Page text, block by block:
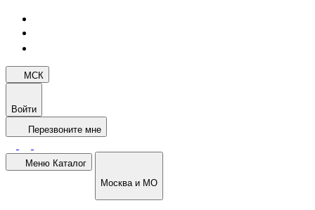
МСК
Войти
Перезвоните мне
Меню Каталог
Москва и МО